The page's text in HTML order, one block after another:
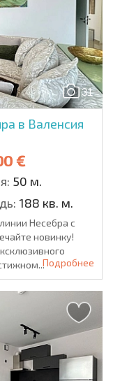
31
в Валенсия
€
50 м.
188 кв. м.
Несебра с
новинку!
Подробнее